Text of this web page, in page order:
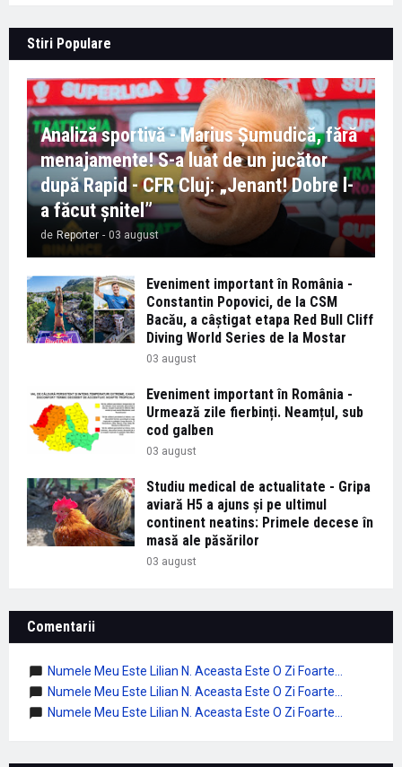
Stiri Populare
Analiză sportivă - Marius Șumudică, fără
menajamente! S-a luat de un jucător
după Rapid - CFR Cluj: „Jenant! Dobre l-
a făcut șnitel”
de Reporter - 03 august
Eveniment important în România -
Constantin Popovici, de la CSM
Bacău, a câștigat etapa Red Bull Cliff
Diving World Series de la Mostar
03 august
Eveniment important în România -
Urmează zile fierbinți. Neamțul, sub
cod galben
03 august
Studiu medical de actualitate - Gripa
aviară H5 a ajuns și pe ultimul
continent neatins: Primele decese în
masă ale păsărilor
03 august
Comentarii
Numele Meu Este Lilian N. Aceasta Este O Zi Foarte...
Numele Meu Este Lilian N. Aceasta Este O Zi Foarte...
Numele Meu Este Lilian N. Aceasta Este O Zi Foarte...